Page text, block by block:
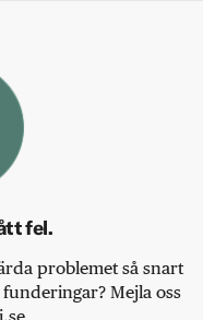
fel.
problemet så snart
Mejla oss